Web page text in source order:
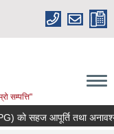
सम्पत्ति"
को सहज आपूर्ति तथा